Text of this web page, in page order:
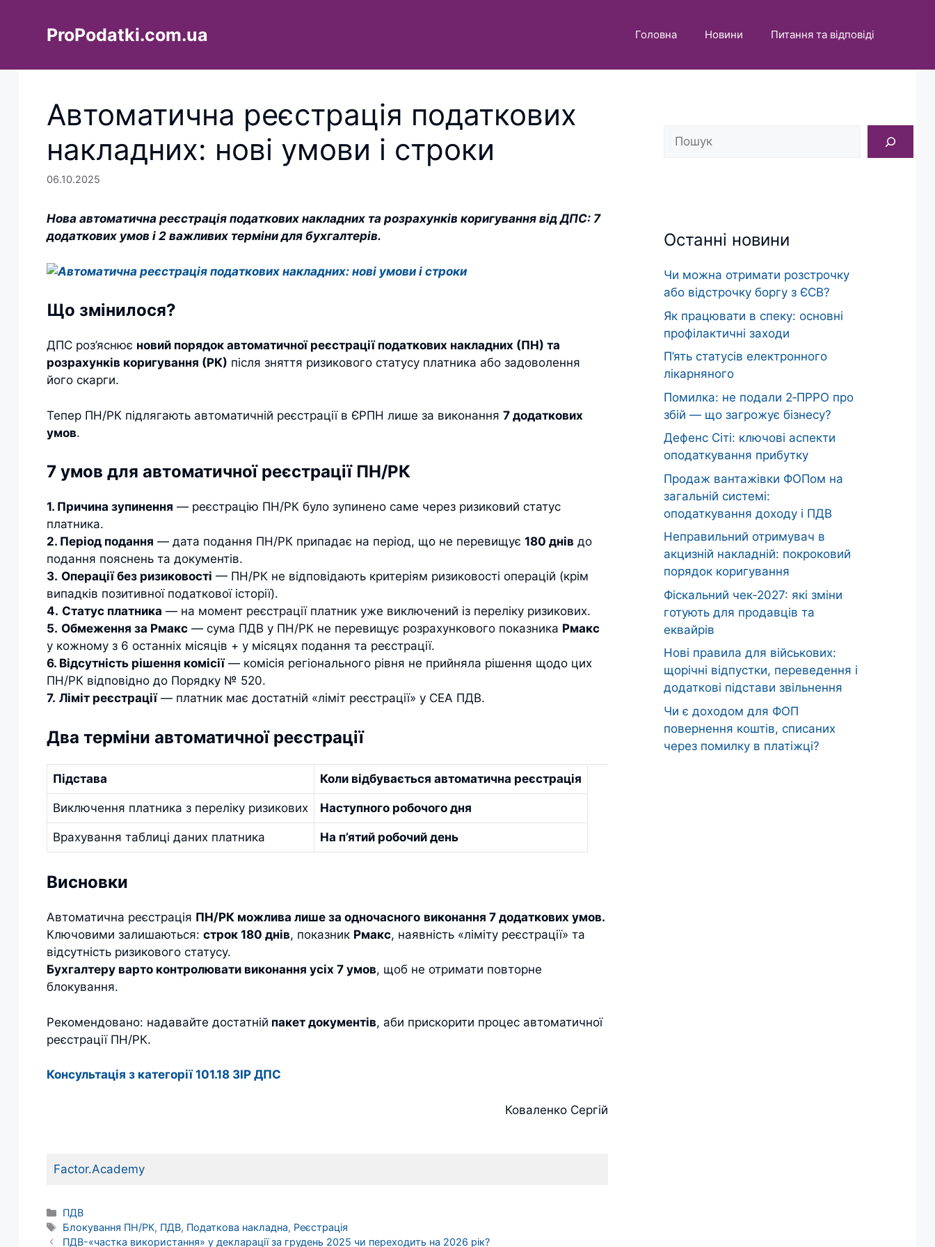
ProPodatki.com.ua Головна Новини Питання та відповіді
Автоматична реєстрація податкових
накладних: нові умови і строки
06.10.2025
Нова автоматична реєстрація податкових накладних та розрахунків коригування від ДПС: 7
додаткових умов і 2 важливих терміни для бухгалтерів.
Що змінилося?
ДПС роз’яснює новий порядок автоматичної реєстрації податкових накладних (ПН) та
розрахунків коригування (РК) після зняття ризикового статусу платника або задоволення
його скарги.
Тепер ПН/РК підлягають автоматичній реєстрації в ЄРПН лише за виконання 7 додаткових
умов.
7 умов для автоматичної реєстрації ПН/РК
1. Причина зупинення — реєстрацію ПН/РК було зупинено саме через ризиковий статус
платника.
2. Період подання — дата подання ПН/РК припадає на період, що не перевищує 180 днів до
подання пояснень та документів.
3. Операції без ризиковості — ПН/РК не відповідають критеріям ризиковості операцій (крім
випадків позитивної податкової історії).
4. Статус платника — на момент реєстрації платник уже виключений із переліку ризикових.
5. Обмеження за Рмакс — сума ПДВ у ПН/РК не перевищує розрахункового показника Рмакс
у кожному з 6 останніх місяців + у місяцях подання та реєстрації.
6. Відсутність рішення комісії— комісія регіонального рівня не прийняла рішення щодо цих
ПН/РК відповідно до Порядку № 520.
7. Ліміт реєстрації— платник має достатній «ліміт реєстрації» у СЕА ПДВ.
Два терміни автоматичної реєстрації
Підстава Коли відбувається автоматична реєстрація
Виключення платника з переліку ризикових Наступного робочого дня
Врахування таблиці даних платника На п’ятий робочий день
Висновки
Автоматична реєстрація ПН/РК можлива лише за одночасного виконання 7 додаткових умов.
Ключовими залишаються: строк 180 днів, показник Рмакс, наявність «ліміту реєстрації» та
відсутність ризикового статусу.
Бухгалтеру варто контролювати виконання усіх 7 умов, щоб не отримати повторне
блокування.
Рекомендовано: надавайте достатній пакет документів, аби прискорити процес автоматичної
реєстрації ПН/РК.
Консультація з категорії 101.18 ЗІР ДПС
Коваленко Сергій
Factor.Academy
Категорії
ПДВ
Позначки
Блокування ПН/РК, ПДВ, Податкова накладна, Реєстрація
ПДВ-«частка використання» у декларації за грудень 2025 чи переходить на 2026 рік?
Пошук
Останні новини
Чи можна отримати розстрочку
або відстрочку боргу з ЄСВ?
Як працювати в спеку: основні
профілактичні заходи
П’ять статусів електронного
лікарняного
Помилка: не подали 2‑ПРРО про
збій — що загрожує бізнесу?
Дефенс Сіті: ключові аспекти
оподаткування прибутку
Продаж вантажівки ФОПом на
загальній системі:
оподаткування доходу і ПДВ
Неправильний отримувач в
акцизній накладній: покроковий
порядок коригування
Фіскальний чек‑2027: які зміни
готують для продавців та
еквайрів
Нові правила для військових:
щорічні відпустки, переведення і
додаткові підстави звільнення
Чи є доходом для ФОП
повернення коштів, списаних
через помилку в платіжці?